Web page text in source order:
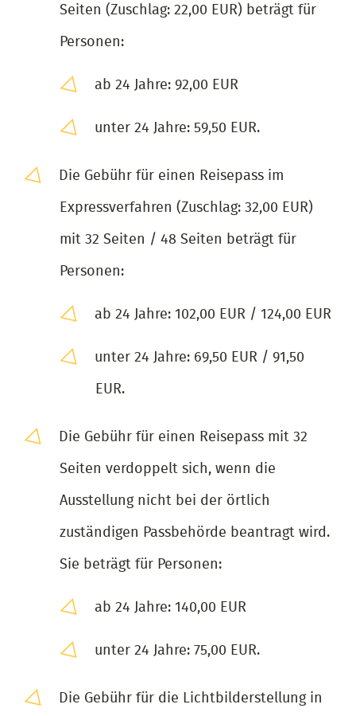
Seiten (Zuschlag: 22,00 EUR) beträgt für
Personen:
ab 24 Jahre: 92,00 EUR
unter 24 Jahre: 59,50 EUR.
Die Gebühr für einen Reisepass im
Expressverfahren (Zuschlag: 32,00 EUR)
mit 32 Seiten / 48 Seiten beträgt für
Personen:
ab 24 Jahre: 102,00 EUR / 124,00 EUR
unter 24 Jahre: 69,50 EUR / 91,50
EUR.
Die Gebühr für einen Reisepass mit 32
Seiten verdoppelt sich, wenn die
Ausstellung nicht bei der örtlich
zuständigen Passbehörde beantragt wird.
Sie beträgt für Personen:
ab 24 Jahre: 140,00 EUR
unter 24 Jahre: 75,00 EUR.
Die Gebühr für die Lichtbilderstellung in